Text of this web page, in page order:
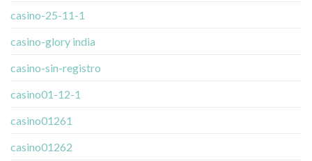
casino-25-11-1
casino-glory india
casino-sin-registro
casino01-12-1
casino01261
casino01262